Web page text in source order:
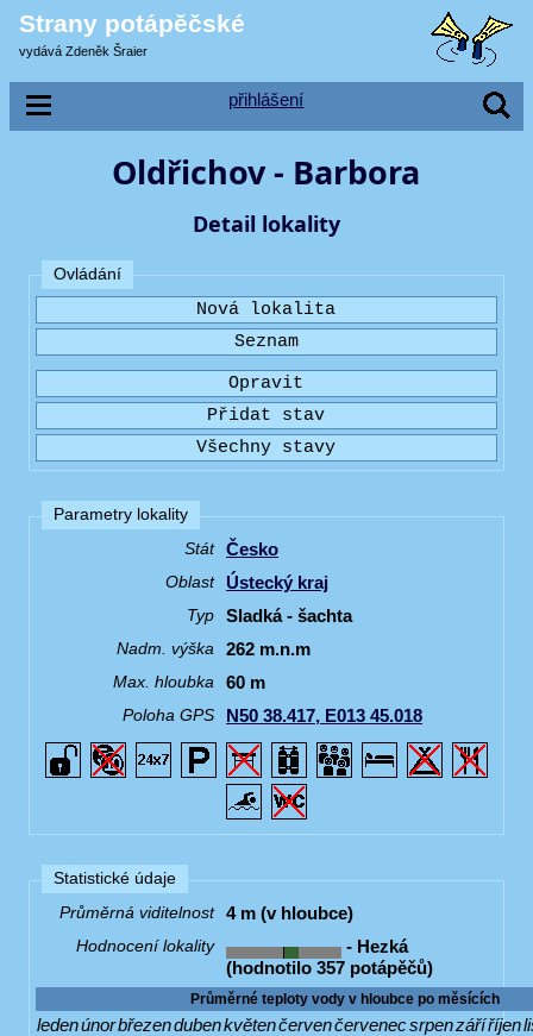
Strany potápěčské
vydává Zdeněk Šraier
přihlášení
Oldřichov - Barbora
Detail lokality
Ovládání
Parametry lokality
Stát
Česko
Oblast Ústecký kraj
Typ Sladká - šachta
Nadm. výška 262 m.n.m
Max. hloubka 60 m
Poloha GPS N50 38.417, E013 45.018
Statistické údaje
Průměrná viditelnost
4 m (v hloubce)
Hodnocení lokality
- Hezká
(hodnotilo 357 potápěčů)
Průměrné teploty vody v hloubce po měsících
ledenúnorbřezendubenkvětenčervenčervenecsrpenzáříříjen